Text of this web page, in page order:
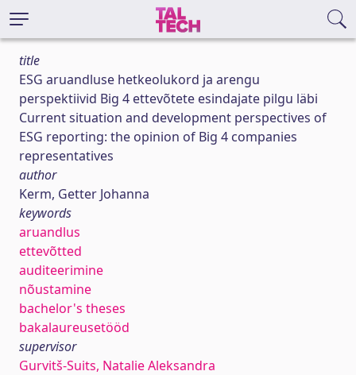
title
ESG aruandluse hetkeolukord ja arengu
perspektiivid Big 4 ettevõtete esindajate pilgu läbi
Current situation and development perspectives of
ESG reporting: the opinion of Big 4 companies
representatives
author
Kerm, Getter Johanna
keywords
aruandlus
ettevõtted
auditeerimine
nõustamine
bachelor's theses
bakalaureusetööd
supervisor
Gurvitš-Suits, Natalie Aleksandra